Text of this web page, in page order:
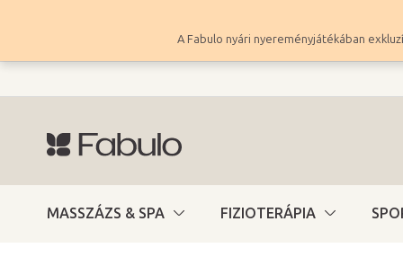
tartalomhoz
A Fabulo nyári nyereményjátékában
MASSZÁZS & SPA FIZIOTERÁPIA